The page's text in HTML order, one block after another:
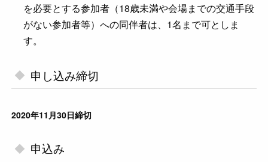
を必要とする参加者（18歳未満や会場までの交通手段
がない参加者等）への同伴者は、1名まで可としま
す。
申し込み締切
2020年11月30日締切
申込み